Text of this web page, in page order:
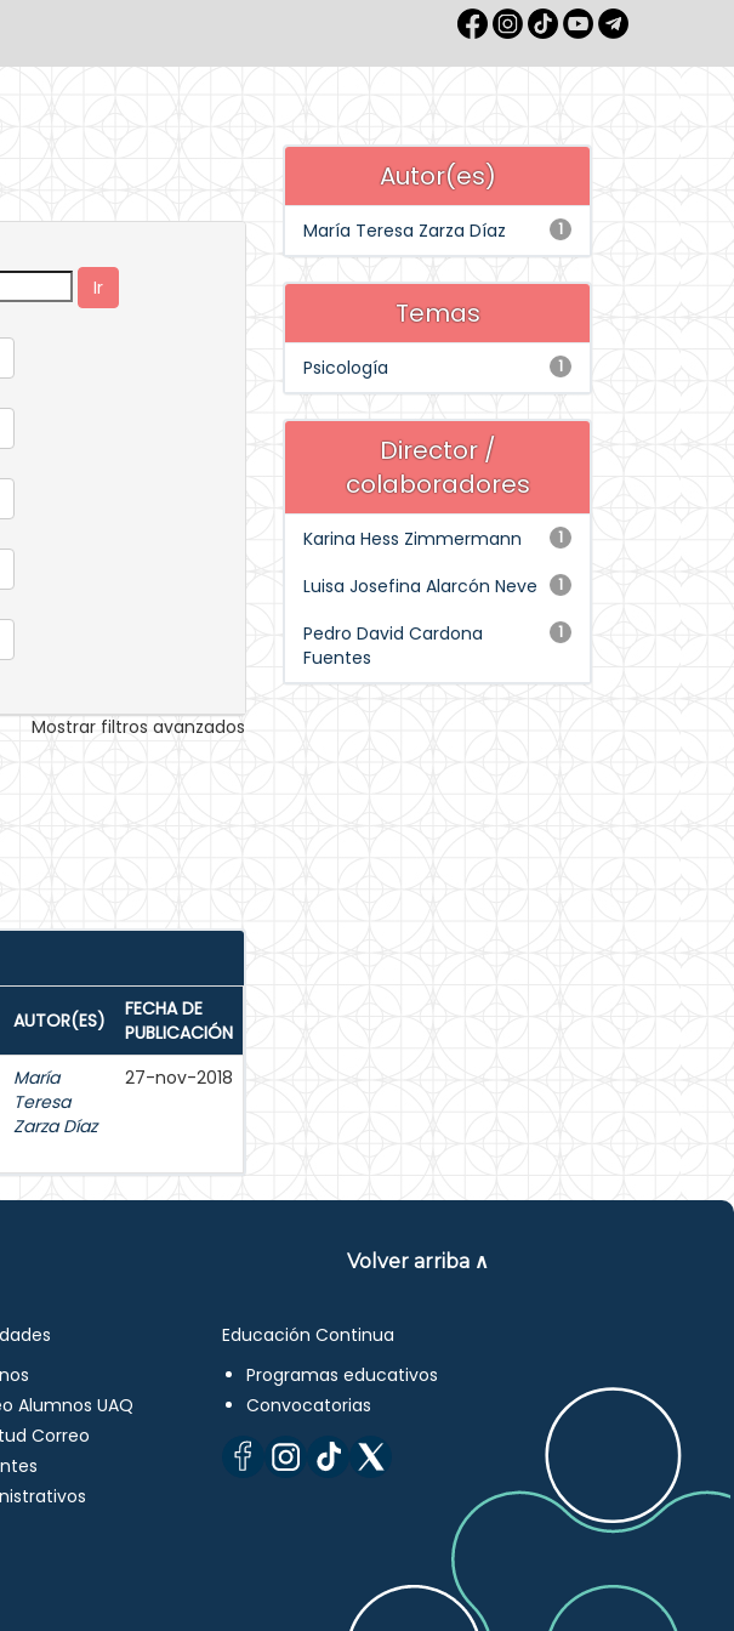
Mostrar filtros avanzados
AUTOR(ES)
FECHA DE
PUBLICACIÓN
María
Teresa
Zarza Díaz
27-nov-2018
Autor(es)
1
María Teresa Zarza Díaz
Temas
1
Psicología
Director /
colaboradores
1
Karina Hess Zimmermann
1
Luisa Josefina Alarcón Neve
1
Pedro David Cardona
Fuentes
Volver arriba ∧
Alumnos UAQ
Correo
Educación Continua
Programas educativos
Convocatorias